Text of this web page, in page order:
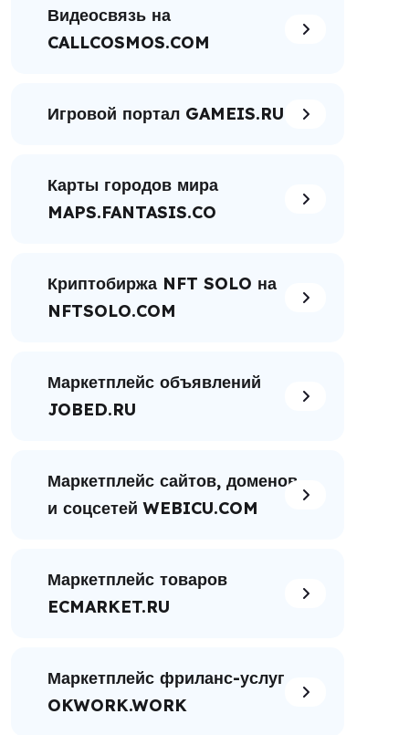
Видеосвязь на
CALLCOSMOS.COM
Игровой портал GAMEIS.RU
Карты городов мира
MAPS.FANTASIS.CO
Криптобиржа NFT SOLO на
NFTSOLO.COM
Маркетплейс объявлений
JOBED.RU
Маркетплейс сайтов, доменов
и соцсетей WEBICU.COM
Маркетплейс товаров
ECMARKET.RU
Маркетплейс фриланс-услуг
OKWORK.WORK